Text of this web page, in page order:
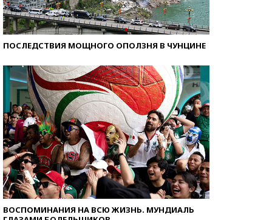
ПОСЛЕДСТВИЯ МОЩНОГО ОПОЛЗНЯ В ЧУНЦИНЕ
ВОСПОМИНАНИЯ НА ВСЮ ЖИЗНЬ. МУНДИАЛЬ